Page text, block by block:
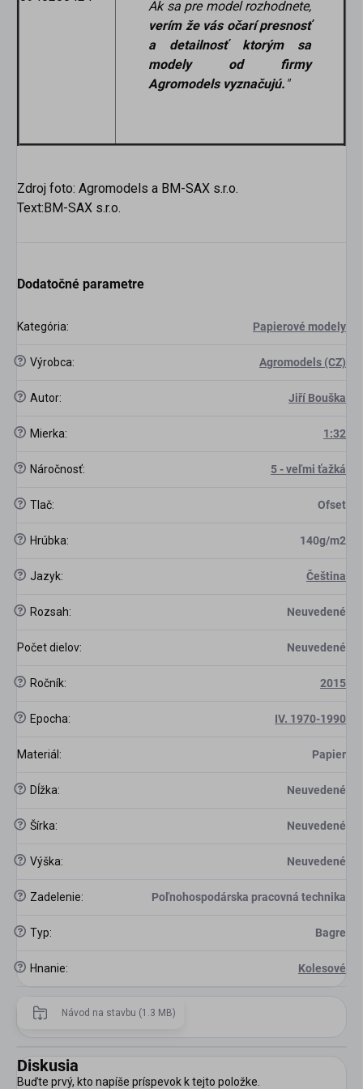
Ak sa pre model rozhodnete,
verím že vás očarí presnosť
a detailnosť ktorým sa
modely od firmy
Agromodels vyznačujú. "
Zdroj foto: Agromodels a BM-SAX s.r.o.
Text:BM-SAX s.r.o.
Dodatočné parametre
Kategória: Papierové modely
? Výrobca: Agromodels (CZ)
? Autor: Jiří Bouška
? Mierka: 1:32
? Náročnosť: 5 - veľmi ťažká
? Tlač: Ofset
? Hrúbka: 140g/m2
? Jazyk: Čeština
? Rozsah: Neuvedené
Počet dielov: Neuvedené
? Ročník: 2015
? Epocha: IV. 1970-1990
Materiál : Papier
? Dĺžka: Neuvedené
? Šírka: Neuvedené
? Výška: Neuvedené
? Zadelenie: Poľnohospodárska pracovná technika
? Typ: Bagre
? Hnanie: Kolesové
Návod na stavbu (1.3 MB)
Diskusia
Buďte prvý, kto napíše príspevok k tejto položke.